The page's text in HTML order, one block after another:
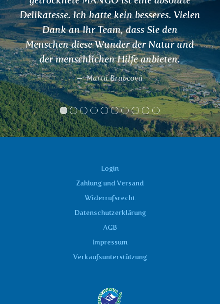
Login
Zahlung und Versand
Widerrufsrecht
Datenschutzerklärung
AGB
Impressum
Verkaufsunterstützung